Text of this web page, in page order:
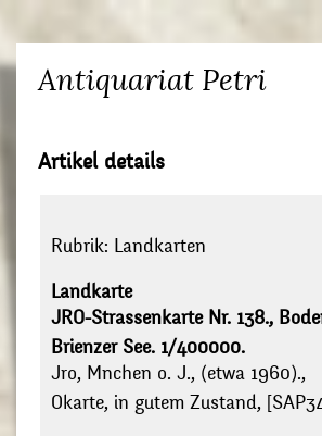
Antiquariat Petri
Artikel details
Rubrik: Landkarten
Landkarte
JRO-Strassenkarte Nr. 138.,
Brienzer See. 1/400000.
Jro, Mnchen o. J., (etwa 1960).,
Okarte, in gutem Zustand,